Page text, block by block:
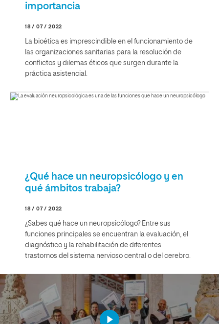
importancia
18 / 07 / 2022
La bioética es imprescindible en el funcionamiento de
las organizaciones sanitarias para la resolución de
conflictos y dilemas éticos que surgen durante la
práctica asistencial.
¿Qué hace un neuropsicólogo y en
qué ámbitos trabaja?
18 / 07 / 2022
¿Sabes qué hace un neuropsicólogo? Entre sus
funciones principales se encuentran la evaluación, el
diagnóstico y la rehabilitación de diferentes
trastornos del sistema nervioso central o del cerebro.